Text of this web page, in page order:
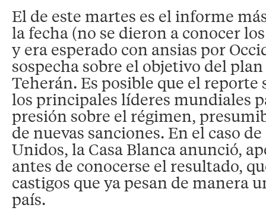
El de este martes es el informe
la fecha (no se dieron a conocer
y era esperado con ansias por
sospecha sobre el objetivo del
Teherán. Es posible que el reporte
los principales líderes mundiales
presión sobre el régimen,
de nuevas sanciones. En el caso
Unidos, la Casa Blanca anunció,
antes de conocerse el resultado,
castigos que ya pesan de manera
país.